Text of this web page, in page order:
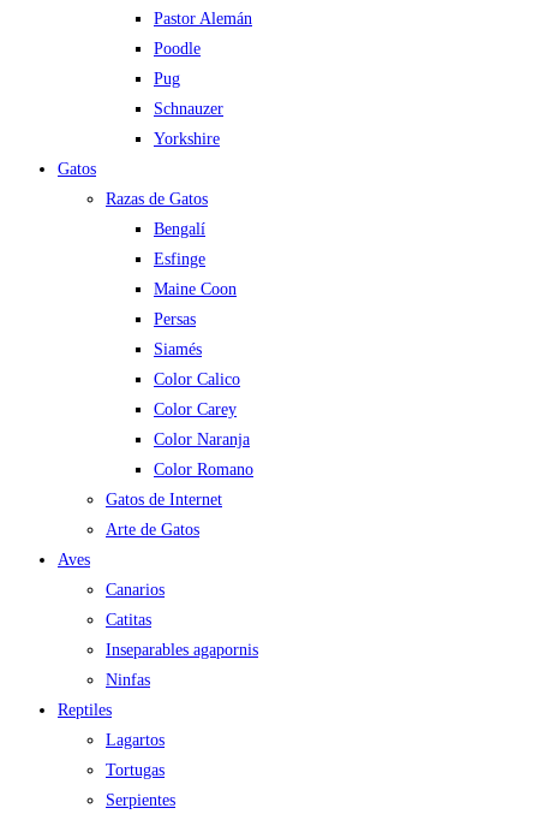
Pastor Alemán
Poodle
Pug
Schnauzer
Yorkshire
Gatos
Razas de Gatos
Bengalí
Esfinge
Maine Coon
Persas
Siamés
Color Calico
Color Carey
Color Naranja
Color Romano
Gatos de Internet
Arte de Gatos
Aves
Canarios
Catitas
Inseparables agapornis
Ninfas
Reptiles
Lagartos
Tortugas
Serpientes